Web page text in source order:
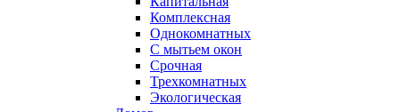
Комплексная
Однокомнатных
С мытьем окон
Срочная
Трехкомнатных
Экологическая